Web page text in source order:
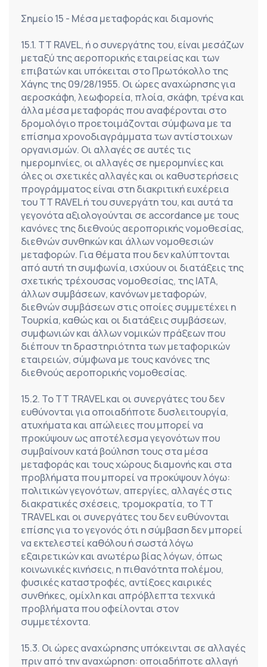
Σημείο 15 - Μέσα μεταφοράς και διαμονής
15.1. TT RAVEL, ή ο συνεργάτης του, είναι μεσάζων
μεταξύ της αεροπορικής εταιρείας και των
επιβατών και υπόκειται στο Πρωτόκολλο της
Χάγης της 09/28/1955. Οι ώρες αναχώρησης για
αεροσκάφη, λεωφορεία, πλοία, σκάφη, τρένα και
άλλα μέσα μεταφοράς που αναφέρονται στο
δρομολόγιο προετοιμάζονται σύμφωνα με τα
επίσημα χρονοδιαγράμματα των αντίστοιχων
οργανισμών. Οι αλλαγές σε αυτές τις
ημερομηνίες, οι αλλαγές σε ημερομηνίες και
όλες οι σχετικές αλλαγές και οι καθυστερήσεις
προγράμματος είναι στη διακριτική ευχέρεια
του TT RAVEL ή του συνεργάτη του, και αυτά τα
γεγονότα αξιολογούνται σε accordance με τους
κανόνες της διεθνούς αεροπορικής νομοθεσίας,
διεθνών συνθηκών και άλλων νομοθεσιών
μεταφορών. Για θέματα που δεν καλύπτονται
από αυτή τη συμφωνία, ισχύουν οι διατάξεις της
σχετικής τρέχουσας νομοθεσίας, της IATA,
άλλων συμβάσεων, κανόνων μεταφορών,
διεθνών συμβάσεων στις οποίες συμμετέχει η
Τουρκία, καθώς και οι διατάξεις συμβάσεων,
συμφωνιών και άλλων νομικών πράξεων που
διέπουν τη δραστηριότητα των μεταφορικών
εταιρειών, σύμφωνα με τους κανόνες της
διεθνούς αεροπορικής νομοθεσίας.
15.2. Το TT TRAVEL και οι συνεργάτες του δεν
ευθύνονται για οποιαδήποτε δυσλειτουργία,
ατυχήματα και απώλειες που μπορεί να
προκύψουν ως αποτέλεσμα γεγονότων που
συμβαίνουν κατά βούληση τους στα μέσα
μεταφοράς και τους χώρους διαμονής και στα
προβλήματα που μπορεί να προκύψουν λόγω:
πολιτικών γεγονότων, απεργίες, αλλαγές στις
διακρατικές σχέσεις, τρομοκρατία, το TT
TRAVEL και οι συνεργάτες του δεν ευθύνονται
επίσης για το γεγονός ότι η σύμβαση δεν μπορεί
να εκτελεστεί καθόλου ή σωστά λόγω
εξαιρετικών και ανωτέρω βίας λόγων, όπως
κοινωνικές κινήσεις, η πιθανότητα πολέμου,
φυσικές καταστροφές, αντίξοες καιρικές
συνθήκες, ομίχλη και απρόβλεπτα τεχνικά
προβλήματα που οφείλονται στον
συμμετέχοντα.
15.3. Οι ώρες αναχώρησης υπόκεινται σε αλλαγές
πριν από την αναχώρηση: οποιαδήποτε αλλαγή